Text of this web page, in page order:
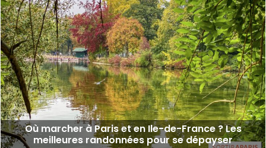
Où marcher à Paris et en Ile-de-France ? Les
meilleures randonnées pour se dépayser